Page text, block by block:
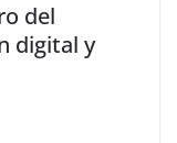
del
digital y